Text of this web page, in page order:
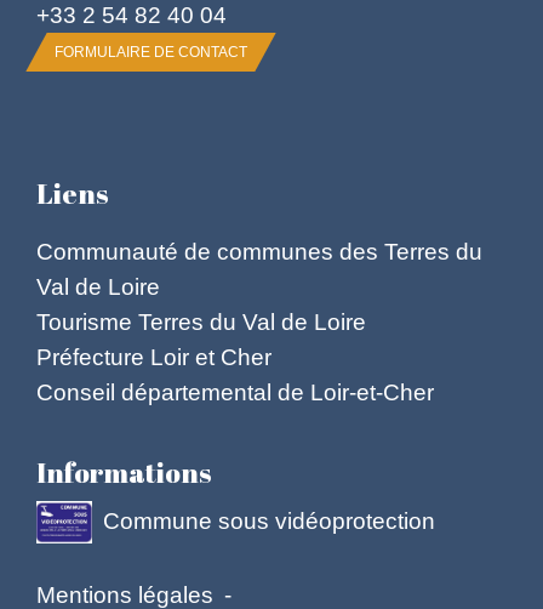
+33 2 54 82 40 04
FORMULAIRE DE CONTACT
Liens
Communauté de communes des Terres du
Val de Loire
Tourisme Terres du Val de Loire
Préfecture Loir et Cher
Conseil départemental de Loir-et-Cher
Informations
Commune sous vidéoprotection
Mentions légales -